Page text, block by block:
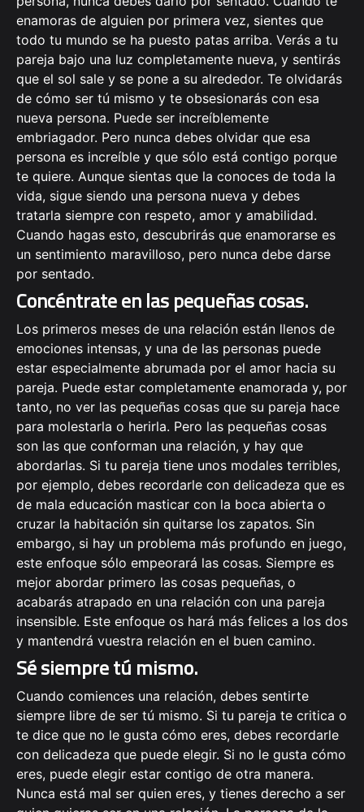
enamoras de alguien por primera vez, sientes que
todo tu mundo se ha puesto patas arriba. Verás a tu
pareja bajo una luz completamente nueva, y sentirás
que el sol sale y se pone a su alrededor. Te olvidarás
de cómo ser tú mismo y te obsesionarás con esa
nueva persona. Puede ser increíblemente
embriagador. Pero nunca debes olvidar que esa
persona es increíble y que sólo está contigo porque
te quiere. Aunque sientas que la conoces de toda la
vida, sigue siendo una persona nueva y debes
tratarla siempre con respeto, amor y amabilidad.
Cuando hagas esto, descubrirás que enamorarse es
un sentimiento maravilloso, pero nunca debe darse
por sentado.
Concéntrate en las pequeñas cosas.
Los primeros meses de una relación están llenos de
emociones intensas, y una de las personas puede
estar especialmente abrumada por el amor hacia su
pareja. Puede estar completamente enamorada y, por
tanto, no ver las pequeñas cosas que su pareja hace
para molestarla o herirla. Pero las pequeñas cosas
son las que conforman una relación, y hay que
abordarlas. Si tu pareja tiene unos modales terribles,
por ejemplo, debes recordarle con delicadeza que es
de mala educación masticar con la boca abierta o
cruzar la habitación sin quitarse los zapatos. Sin
embargo, si hay un problema más profundo en juego,
este enfoque sólo empeorará las cosas. Siempre es
mejor abordar primero las cosas pequeñas, o
acabarás atrapado en una relación con una pareja
insensible. Este enfoque os hará más felices a los dos
y mantendrá vuestra relación en el buen camino.
Sé siempre tú mismo.
Cuando comiences una relación, debes sentirte
siempre libre de ser tú mismo. Si tu pareja te critica o
te dice que no le gusta cómo eres, debes recordarle
con delicadeza que puede elegir. Si no le gusta cómo
eres, puede elegir estar contigo de otra manera.
Nunca está mal ser quien eres, y tienes derecho a ser